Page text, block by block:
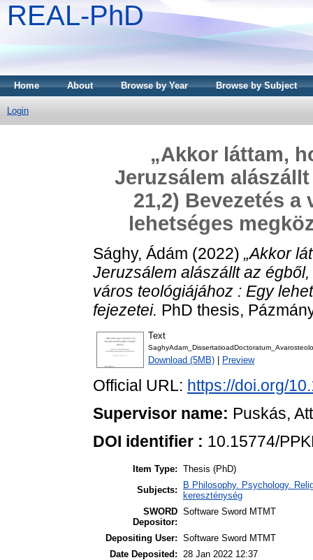
REAL-PhD
Home About Browse by Year Browse by Subject
Login
„Akkor láttam,
Jeruzsálem
21,2) Bevezetés
lehetséges
Sághy, Ádám (2022) „Akkor
Jeruzsálem alászállt az
város teológiájához : Egy
fejezetei. PhD thesis,
Text
Download (5MB) Preview
Official URL: https://doi.org/
Supervisor name: Puskás,
DOI identifier : 10.15774/
Item Type: Thesis (PhD)
Subjects:
B Philosophy. Psychology.
kereszténység
SWORD
Depositor:
Software Sword MTMT
Depositing User: Software Sword MTMT
Date Deposited:
28 Jan 2022 12:37